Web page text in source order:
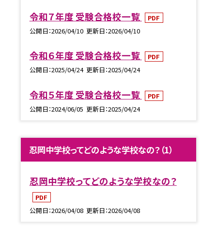
令和７年度 受験合格校一覧
PDF
公開日 2026/04/10 更新日 2026/04/10
令和６年度 受験合格校一覧
PDF
公開日 2025/04/24 更新日 2025/04/24
令和５年度 受験合格校一覧
PDF
公開日 2024/06/05 更新日 2025/04/24
忍岡中学校ってどのような学校なの？（1）
忍岡中学校ってどのような学校なの？
PDF
公開日 2026/04/08 更新日 2026/04/08